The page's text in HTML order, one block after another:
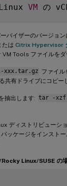
VM
バイザーのバージョン
たは Citrix Hypervisor
Tools ファイルをダ
xxx.tar.gz ファイ
共有ドライブにコピー
抽出します: tar -xzf
ディストリビューシ
パッケージをインスト
Linux/SUSE の